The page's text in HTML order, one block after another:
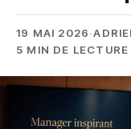
19 MAI 2026·
5 MIN DE LECTURE